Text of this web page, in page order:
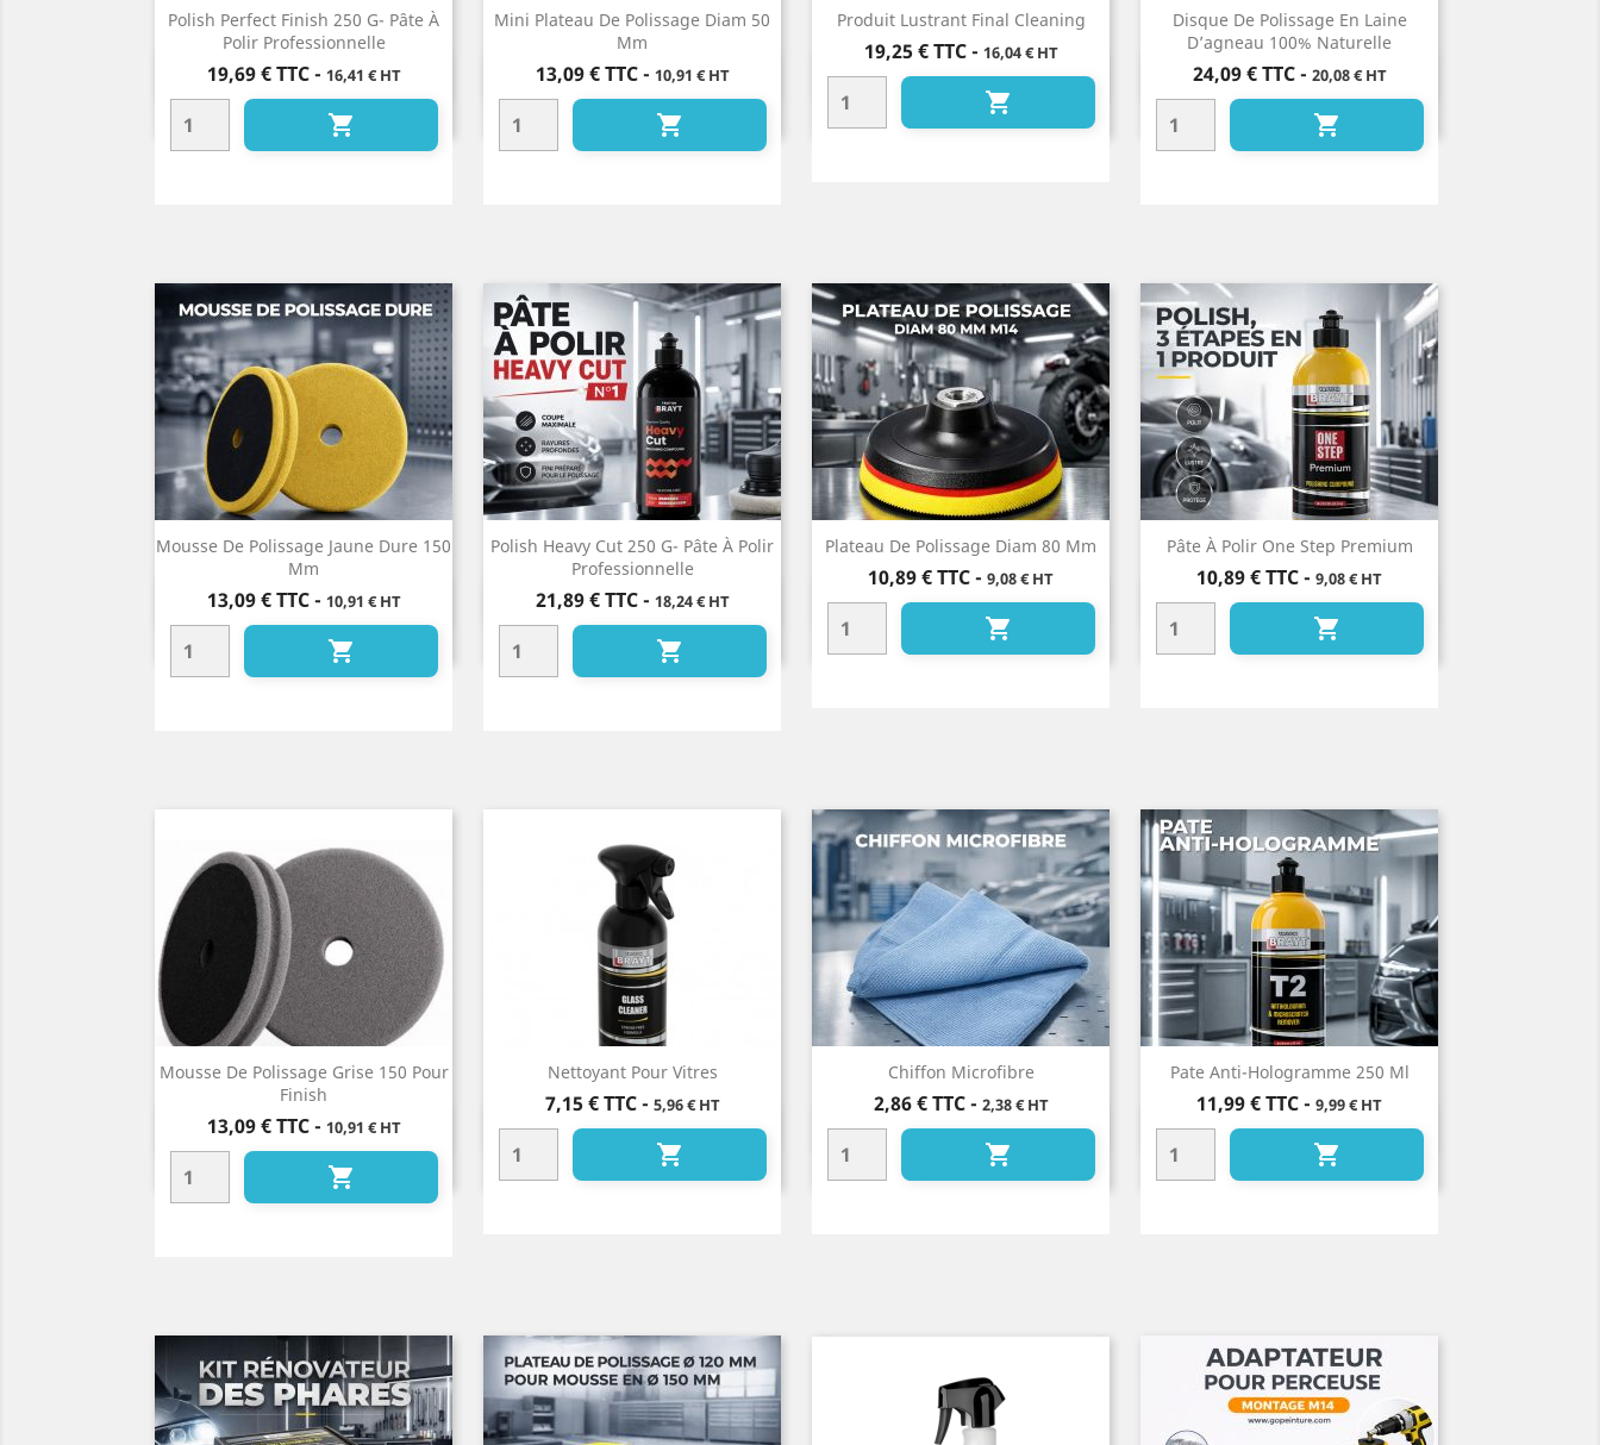
Polish Perfect Finish 250 G- Pâte À
Polir Professionnelle
Prix
19,69 € TTC- 16,41 € HT

Aperçu rapide
Mini Plateau De Polissage Diam 50
Mm
Prix
13,09 € TTC- 10,91 € HT

Aperçu rapide
Produit Lustrant Final Cleaning
Prix
19,25 € TTC- 16,04 € HT

Aperçu rapide
Disque De Polissage En Laine
D’agneau 100% Naturelle
Prix
24,09 € TTC- 20,08 € HT

Aperçu rapide
Mousse De Polissage Jaune Dure 150
Mm
Prix
13,09 € TTC- 10,91 € HT

Aperçu rapide
Polish Heavy Cut 250 G- Pâte À Polir
Professionnelle
Prix
21,89 € TTC- 18,24 € HT

Aperçu rapide
Plateau De Polissage Diam 80 Mm
Prix
10,89 €TTC- 9,08 € HT

Aperçu rapide
Pâte À Polir One Step Premium
Prix
10,89 €TTC- 9,08 € HT

Aperçu rapide
Mousse De Polissage Grise 150 Pour
Finish
Prix
13,09 € TTC- 10,91 € HT

Aperçu rapide
Nettoyant Pour Vitres
Prix
7,15 € TTC- 5,96 € HT

Aperçu rapide
Chiffon Microfibre
Prix
2,86 € TTC- 2,38 € HT

Aperçu rapide
Pate Anti-Hologramme 250 Ml
Prix
11,99 €TTC- 9,99 € HT

Aperçu rapide